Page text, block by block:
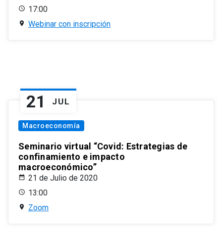
17:00
Webinar con inscripción
21 JUL
Macroeconomía
Seminario virtual “Covid: Estrategias de
confinamiento e impacto
macroeconómico”
21 de Julio de 2020
13:00
Zoom